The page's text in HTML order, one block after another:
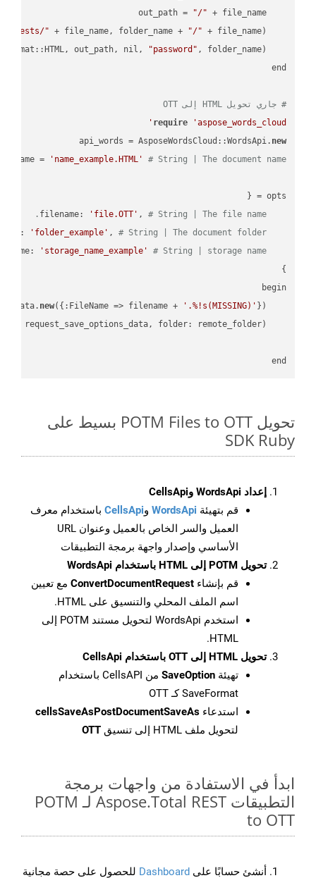
    out_path =
"/"
" + file_name, folder_name +
"/"
"password"
# جاري تحويل HTML إلى OTT
require
'aspose_words_cloud'
api_words = AsposeWordsCloud::WordsApi. new
name =
'name_example.HTML' # String | The document name.
    filename:
'file.OTT' , # String | The file name.
    folder:
'folder_example' , # String | The document folder.
    storage_name:
'storage_name_example'
# String | storage name.
new({:FileName => filename +
'.%!s(MISSING)'
end
تحويل POTM Files to OTT بسيط على
SDK Ruby
إعداد WordsApi وCellsApi
قم بتهيئة WordsApi وCellsApi باستخدام معرف
العميل والسر الخاص بالعميل وعنوان URL
الأساسي وإصدار واجهة برمجة التطبيقات
تحويل POTM إلى HTML باستخدام WordsApi
قم بإنشاء ConvertDocumentRequest مع تعيين
اسم الملف المحلي والتنسيق على HTML.
استخدم WordsApi لتحويل مستند POTM إلى
HTML.
تحويل HTML إلى OTT باستخدام CellsApi
تهيئة SaveOption
من CellsAPI باستخدام
SaveFormat كـ OTT
استدعاء cellsSaveAsPostDocumentSaveAs
لتحويل ملف HTML إلى تنسيق
OTT
ابدأ في الاستفادة من واجهات برمجة
التطبيقات Aspose.Total REST لـ POTM
to OTT
أنشئ حسابًا على Dashboard للحصول على حصة مجانية